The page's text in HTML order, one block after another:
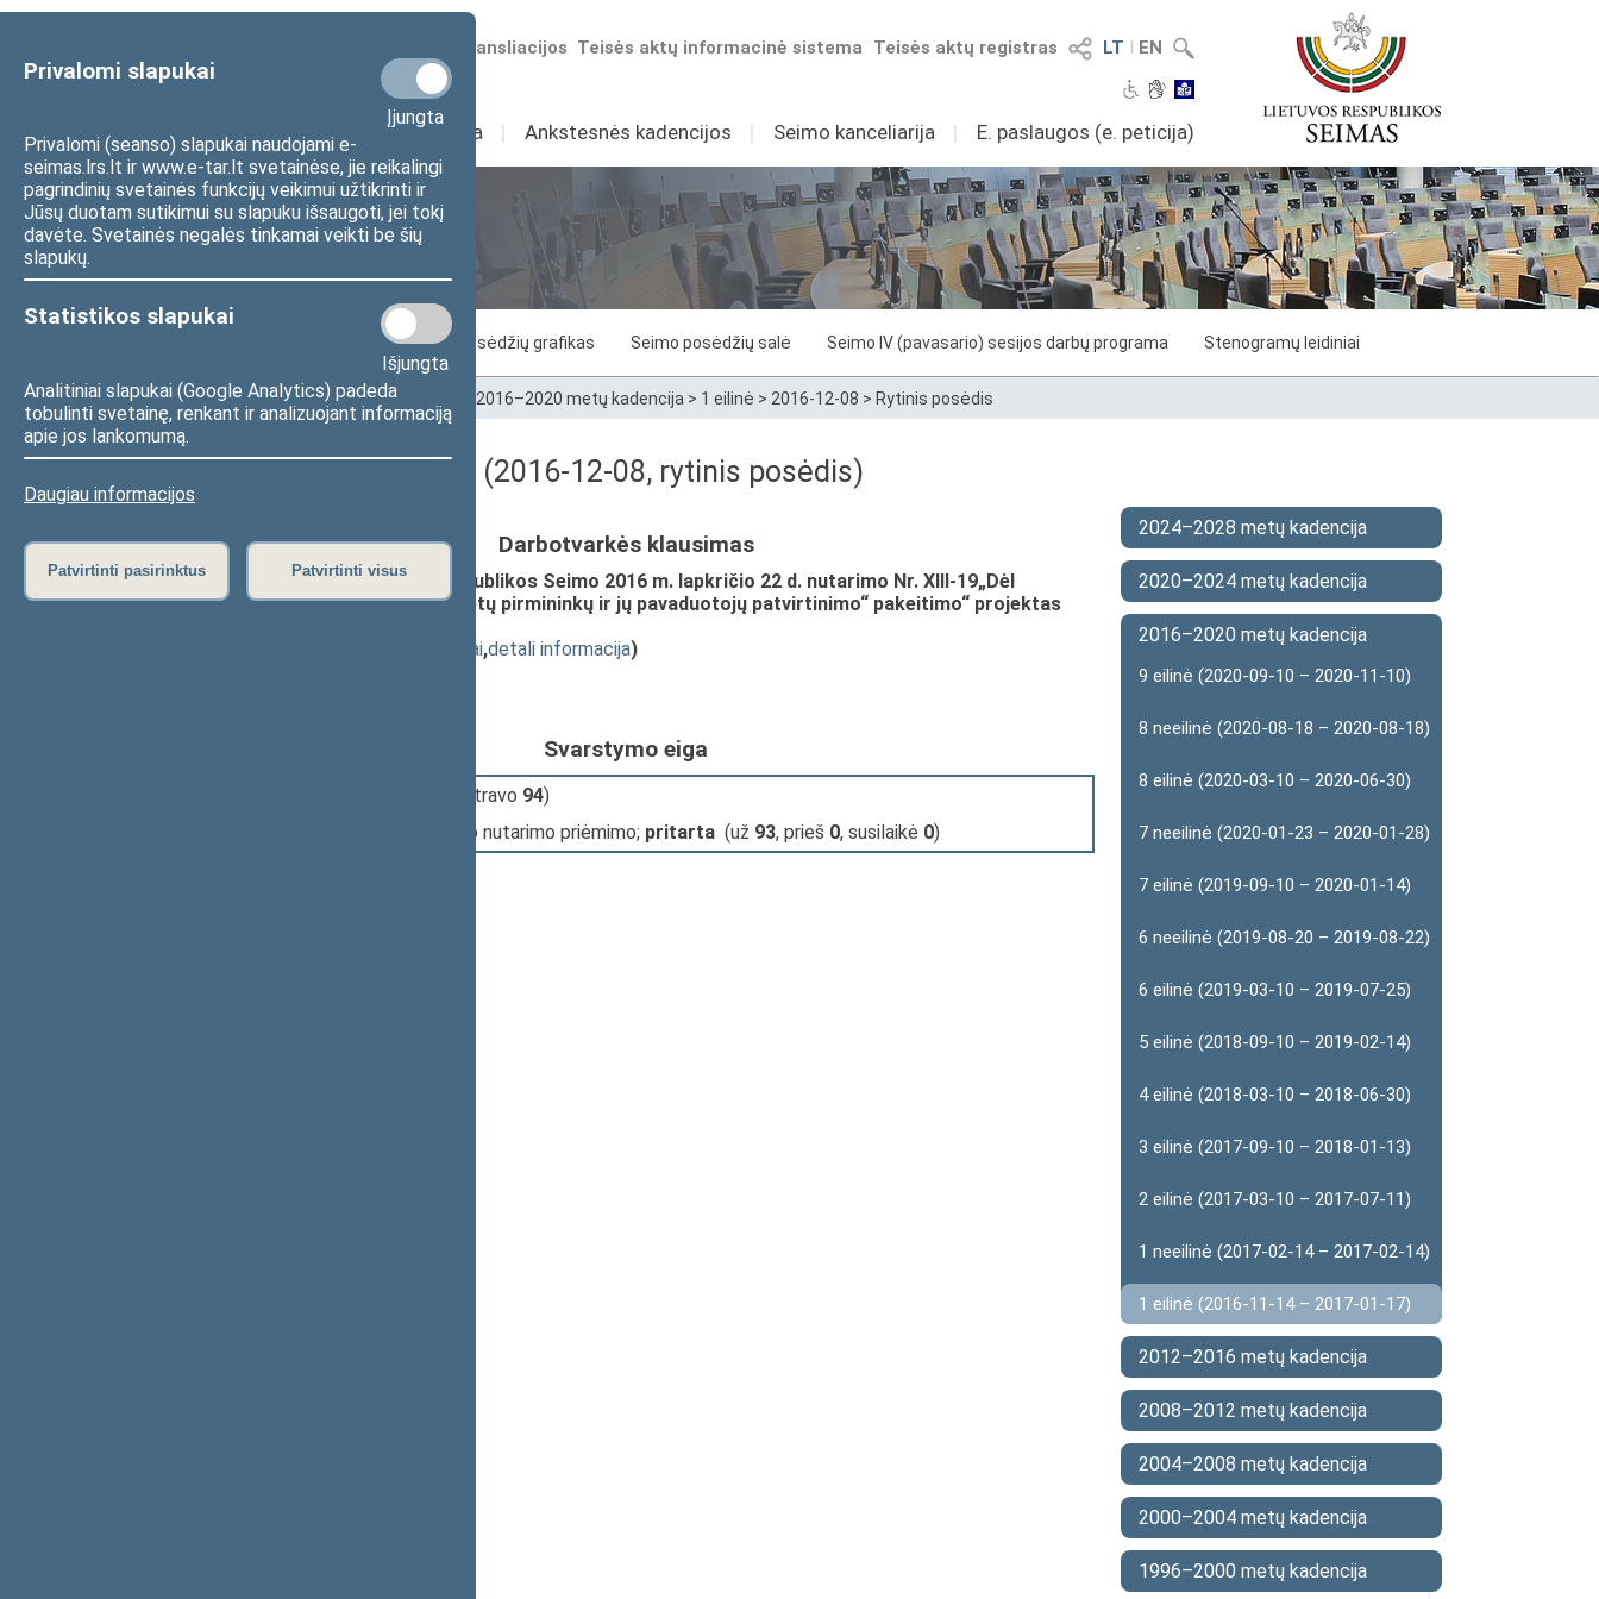
Privalomi slapukai
Įjungta
Privalomi (seanso) slapukai naudojami e-
seimas.lrs.lt ir www.e-tar.lt svetainėse, jie reikalingi
pagrindinių svetainės funkcijų veikimui užtikrinti ir
Jūsų duotam sutikimui su slapuku išsaugoti, jei tokį
davėte. Svetainės negalės tinkamai veikti be šių
slapukų.
Statistikos slapukai
Išjungta
Analitiniai slapukai (Google Analytics) padeda
tobulinti svetainę, renkant ir analizuojant informaciją
apie jos lankomumą.
Daugiau informacijos
Patvirtinti pasirinktus Patvirtinti visus
LT I EN
Teisės aktų registras
Teisės aktų informacinė sistema
Numatomos transliacijos
Sudėtis Veikla I Ankstesnės kadencijos I Seimo kanceliarija I E. paslaugos (e. peticija)
Seimo posėdžiai
Posėdžiai Posėdžių grafikas Seimo posėdžių salė Seimo IV (pavasario) sesijos darbų programa Stenogramų leidiniai
Pradžia>Seimo posėdžiai>Kadencijos 2016–2020 metų kadencija > 1 eilinė > 2016-12-08 > Rytinis posėdis
Darbotvarkės klausimas (2016-12-08, rytinis posėdis)
Darbotvarkės klausimas
Seimo nutarimo „Dėl Lietuvos Respublikos Seimo 2016 m. lapkričio 22 d. nutarimo Nr. XIII-19„Dėl
Lietuvos Respublikos Seimo komitetų pirmininkų ir jų pavaduotojų patvirtinimo“ pakeitimo“ projektas
susiję dokumentai,detali informacija)
Svarstymo eiga
(užsiregistravo 94)
dėl Seimo nutarimo priėmimo; pritarta (už 93, prieš 0, susilaikė 0)
2024–2028 metų kadencija
2020–2024 metų kadencija
2016–2020 metų kadencija
9 eilinė (2020-09-10 – 2020-11-10)
8 neeilinė (2020-08-18 – 2020-08-18)
8 eilinė (2020-03-10 – 2020-06-30)
7 neeilinė (2020-01-23 – 2020-01-28)
7 eilinė (2019-09-10 – 2020-01-14)
6 neeilinė (2019-08-20 – 2019-08-22)
6 eilinė (2019-03-10 – 2019-07-25)
5 eilinė (2018-09-10 – 2019-02-14)
4 eilinė (2018-03-10 – 2018-06-30)
3 eilinė (2017-09-10 – 2018-01-13)
2 eilinė (2017-03-10 – 2017-07-11)
1 neeilinė (2017-02-14 – 2017-02-14)
1 eilinė (2016-11-14 – 2017-01-17)
2012–2016 metų kadencija
2008–2012 metų kadencija
2004–2008 metų kadencija
2000–2004 metų kadencija
1996–2000 metų kadencija